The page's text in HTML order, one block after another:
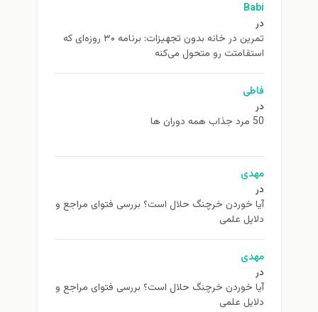
Babi
در
تمرین در خانه بدون تجهیزات: برنامه ۳۰ روزه‌ای که
استقامتت رو متحول می‌کنه
فاطی
در
50 مرد جذاب همه دوران ها
مهدی
در
آیا خوردن خرچنگ حلال است؟ بررسی فتوای مراجع و
دلایل علمی
مهدی
در
آیا خوردن خرچنگ حلال است؟ بررسی فتوای مراجع و
دلایل علمی